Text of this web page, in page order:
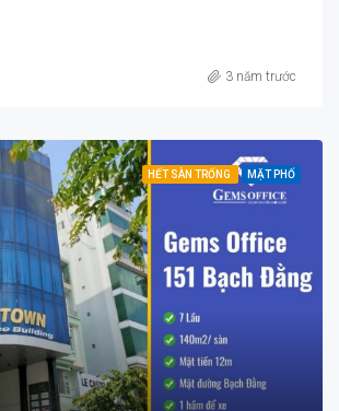
3 năm trước
HẾT SÀN TRỐNG MẶT PHỐ